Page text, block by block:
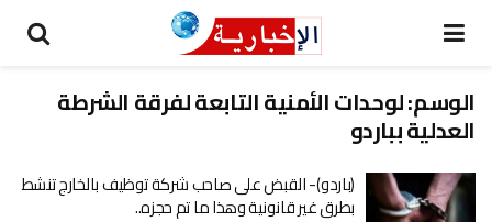
الوسم:لوحدات الأمنية التابعة لفرقة الشرطة
العدلية بباردو
(باردو)- القبض على صاحب شركة توظيف بالخارج تنشط
بطرق غير قانونية وهذا ما تم حجزه..